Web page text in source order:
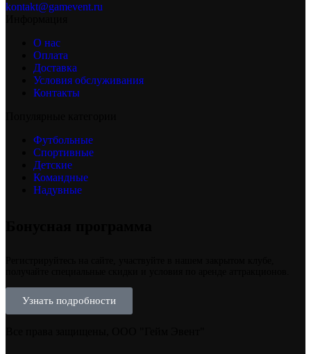
kontakt@gamevent.ru
О нас
Оплата
Доставка
Условия обслуживания
Контакты
Футбольные
Спортивные
Детские
Командные
Надувные
Узнать подробности